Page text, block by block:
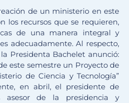
de un ministerio en este
los recursos que se requieren,
de una manera integral y
adecuadamente. Al respecto,
Presidenta Bachelet anunció:
este semestre un Proyecto de
de Ciencia y Tecnología”
en abril, el presidente de
de la presidencia y